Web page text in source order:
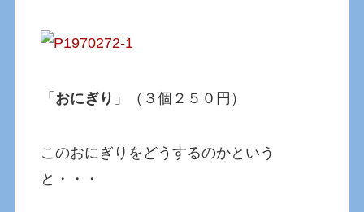
「 おにぎり 」（３個２５０円）
このおにぎりをどうするのかという
と・・・